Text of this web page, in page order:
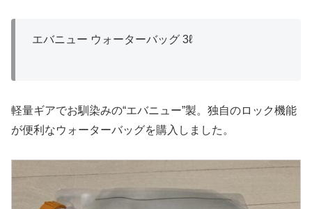
エバニュー ウォーターバッグ 3ℓ
軽量ギアでお馴染みの“エバニュー”製。独自のロック機能
が便利なウォーターバッグを購入しました。